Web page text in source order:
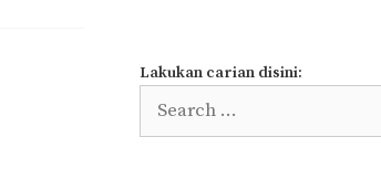
Lakukan carian disini:
Search
for: